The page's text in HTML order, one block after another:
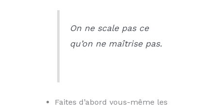
On ne scale pas ce
qu’on ne maîtrise pas.
Faites d’abord vous-même les